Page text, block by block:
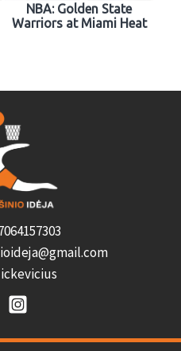
NBA: Golden State
Warriors at Miami Heat